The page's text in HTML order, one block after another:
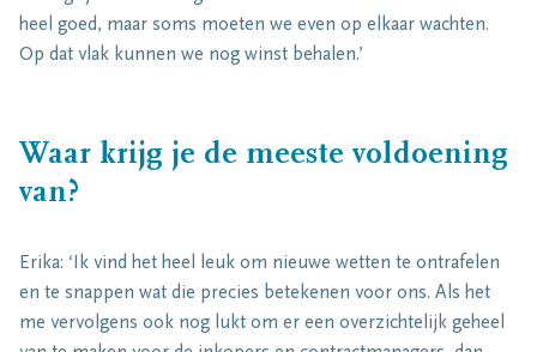
heel goed, maar soms moeten we even op elkaar wachten.
Op dat vlak kunnen we nog winst behalen.’
Waar krijg je de meeste voldoening
van?
Erika: ‘Ik vind het heel leuk om nieuwe wetten te ontrafelen
en te snappen wat die precies betekenen voor ons. Als het
me vervolgens ook nog lukt om er een overzichtelijk geheel